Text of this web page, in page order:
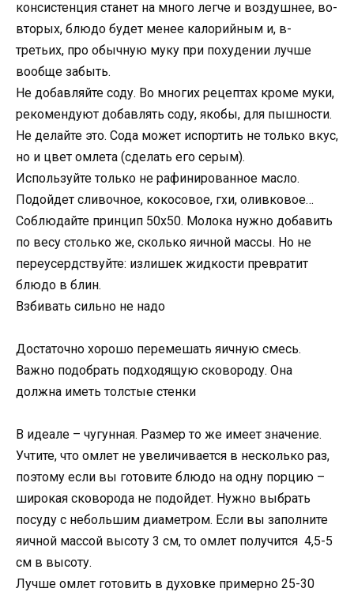
консистенция станет на много легче и воздушнее, во-
вторых, блюдо будет менее калорийным и, в-
третьих, про обычную муку при похудении лучше
вообще забыть.
Не добавляйте соду. Во многих рецептах кроме муки,
рекомендуют добавлять соду, якобы, для пышности.
Не делайте это. Сода может испортить не только вкус,
но и цвет омлета (сделать его серым).
Используйте только не рафинированное масло.
Подойдет сливочное, кокосовое, гхи, оливковое…
Соблюдайте принцип 50х50. Молока нужно добавить
по весу столько же, сколько яичной массы. Но не
переусердствуйте: излишек жидкости превратит
блюдо в блин.
Взбивать сильно не надо
Достаточно хорошо перемешать яичную смесь.
Важно подобрать подходящую сковороду. Она
должна иметь толстые стенки
В идеале – чугунная. Размер то же имеет значение.
Учтите, что омлет не увеличивается в несколько раз,
поэтому если вы готовите блюдо на одну порцию –
широкая сковорода не подойдет. Нужно выбрать
посуду с небольшим диаметром. Если вы заполните
яичной массой высоту 3 см, то омлет получится 4,5-5
см в высоту.
Лучше омлет готовить в духовке примерно 25-30